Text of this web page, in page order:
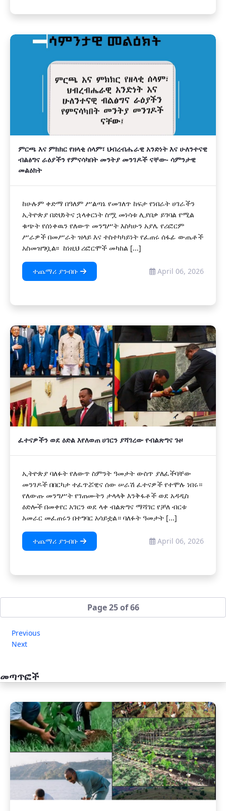
ምርጫ እና ምክክር የዘላቂ ሰላም፣ ህብረብሔራዊ አንድነት እና ሁለንተናዊ
ብልፅግና ራዕያችን የምናሳካበት መንትያ መንገዶች ናቸው- ሳምንታዊ
መልዕክት
ከሁሉም ቀድማ በዓለም ሥልጣኔ የመገለጥ ከፍታ የነበራት ሀገራችን
ኢትዮጵያ በድህነትና ኋላቀርነት ስሟ መነሳቱ ሊያበቃ ይገባል የሚል
ቁጭት የሰነቀዉን የለውጥ መንግሥት እስካሁን አያሌ የሪፎርም
ሥራዎች በመሥራት ዝላይ እና ተስተካካይነት የፈጠሩ ሰፋፊ ውጤቶች
አስመዝግቧል፡፡ ከነዚህ ሪፎርሞች መካከል [...]
ተጨማሪ ያንብቡ April 06, 2026
ፈተናዎችን ወደ ዕድል እየለወጠ ሀገርን ያሻገረው የብልጽግና ጉዞ
ኢትዮጵያ ባለፉት የለውጥ ስምንት ዓመታት ውስጥ ያለፈችባቸው
መንገዶች በበርካታ ተፈጥሯዊና ሰው ሠራሽ ፈተናዎች የተሞሉ ነበሩ።
የለውጡ መንግሥት የገጠሙትን ታላላቅ እንቅፋቶች ወደ አዳዲስ
ዕድሎች በመቀየር አገርን ወደ ላቀ ብልጽግና ማሻገር የቻለ ብርቱ
አመራር መፈጠሩን በተግባር አሳይቷል። ባለፉት ዓመታት [...]
ተጨማሪ ያንብቡ April 06, 2026
Page 25 of 66
Previous
Next
መጣጥፎች
አዲስ